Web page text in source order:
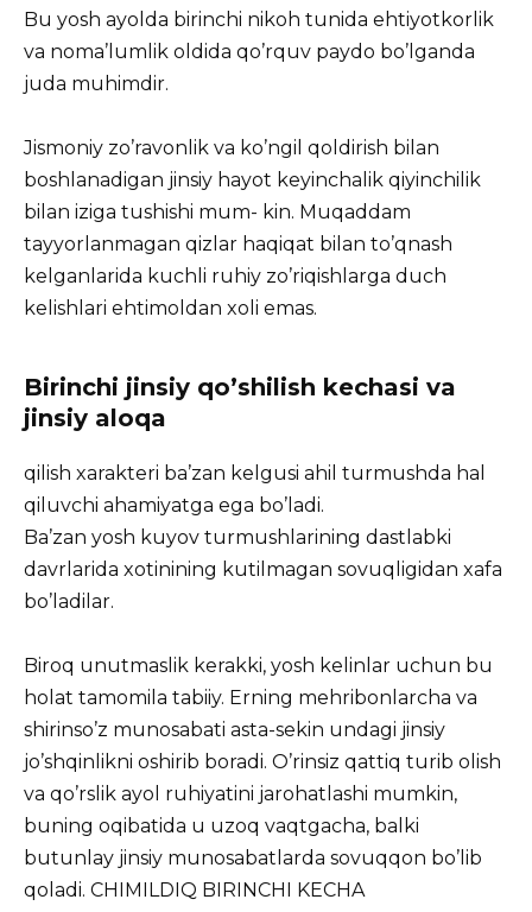
Bu yosh ayolda birinchi nikoh tunida ehtiyotkorlik
va noma’lumlik oldida qo’rquv paydo bo’lganda
juda muhimdir.
Jismoniy zo’ravonlik va ko’ngil qoldirish bilan
boshlanadigan jinsiy hayot keyinchalik qiyinchilik
bilan iziga tushishi mum- kin. Muqaddam
tayyorlanmagan qizlar haqiqat bilan to’qnash
kelganlarida kuchli ruhiy zo’riqishlarga duch
kelishlari ehtimoldan xoli emas.
Birinchi jinsiy qo’shilish kechasi va
jinsiy aloqa
qilish xarakteri ba’zan kelgusi ahil turmushda hal
qiluvchi ahamiyatga ega bo’ladi.
Ba’zan yosh kuyov turmushlarining dastlabki
davrlarida xotinining kutilmagan sovuqligidan xafa
bo’ladilar.
Biroq unutmaslik kerakki, yosh kelinlar uchun bu
holat tamomila tabiiy. Erning mehribonlarcha va
shirinso’z munosabati asta-sekin undagi jinsiy
jo’shqinlikni oshirib boradi. O’rinsiz qattiq turib olish
va qo’rslik ayol ruhiyatini jarohatlashi mumkin,
buning oqibatida u uzoq vaqtgacha, balki
butunlay jinsiy munosabatlarda sovuqqon bo’lib
qoladi. CHIMILDIQ BIRINCHI KECHA